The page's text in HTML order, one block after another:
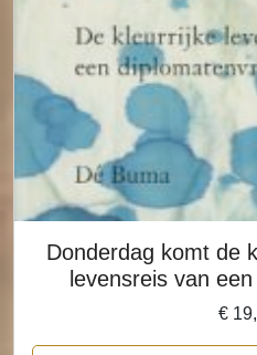
Donderdag komt de
levensreis van
€